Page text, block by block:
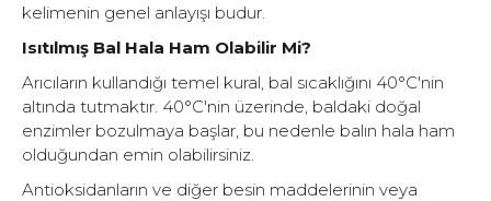
kelimenin genel anlayışı budur.
Isıtılmış Bal Hala Ham Olabilir Mi?
Arıcıların kullandığı temel kural, bal sıcaklığını 40°C'nin
altında tutmaktır. 40°C'nin üzerinde, baldaki doğal
enzimler bozulmaya başlar, bu nedenle balın hala ham
olduğundan emin olabilirsiniz.
Antioksidanların ve diğer besin maddelerinin veya